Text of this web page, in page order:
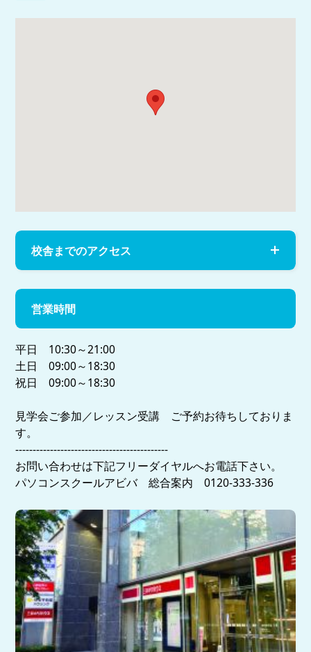
校舎までのアクセス
営業時間
平日 10:30～21:00
土日 09:00～18:30
祝日 09:00～18:30
見学会ご参加／レッスン受講 ご予約お待ちしておりま
す。
--------------------------------------------
お問い合わせは下記フリーダイヤルへお電話下さい。
パソコンスクールアビバ 総合案内 0120-333-336